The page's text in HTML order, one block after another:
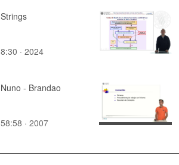
Strings
8:30 · 2024
Nuno - Brandao
58:58 · 2007